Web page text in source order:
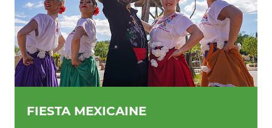
FIESTA MEXICAINE